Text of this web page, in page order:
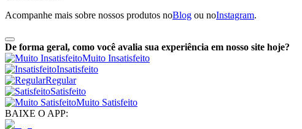
Acompanhe mais sobre nossos produtos noBlog ou noInstagram.
De forma geral, como você avalia sua experiência em nosso site hoje?
Muito Insatisfeito
Insatisfeito
Regular
Satisfeito
Muito Satisfeito
BAIXE O APP: